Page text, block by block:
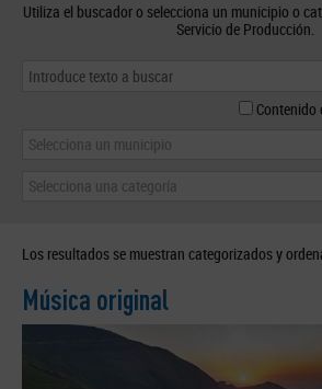
Utiliza el buscador o selecciona un municipio o
Servicio de Producción.
Contenido
Selecciona un municipio
Selecciona una categoría
Los resultados se muestran categorizados y
Música original